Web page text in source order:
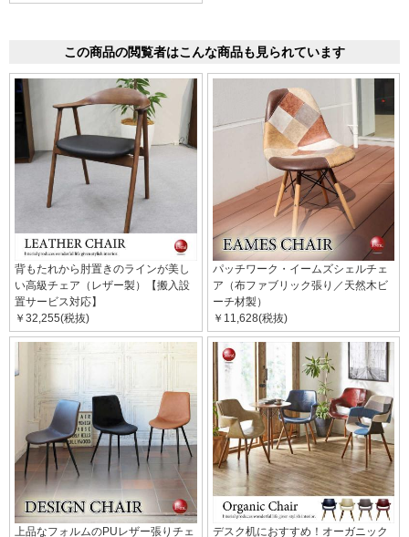
この商品の閲覧者はこんな商品も見られています
背もたれから肘置きのラインが美し
い高級チェア（レザー製）【搬入設
置サービス対応】
￥32,255(税抜)
パッチワーク・イームズシェルチェ
ア（布ファブリック張り／天然木ビ
ーチ材製）
￥11,628(税抜)
上品なフォルムのPUレザー張りチェ
デスク机におすすめ！オーガニック